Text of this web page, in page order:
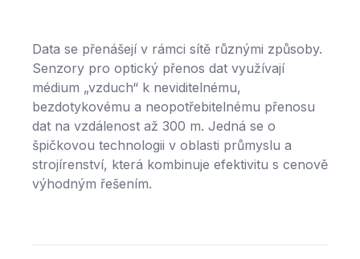
Data se přenášejí v rámci sítě různými způsoby.
Senzory pro optický přenos dat využívají
médium „vzduch“ k neviditelnému,
bezdotykovému a neopotřebitelnému přenosu
dat na vzdálenost až 300 m. Jedná se o
špičkovou technologii v oblasti průmyslu a
strojírenství, která kombinuje efektivitu s cenově
výhodným řešením.